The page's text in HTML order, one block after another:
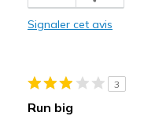
Width
Sizing
Signaler cet avis
3
Run big